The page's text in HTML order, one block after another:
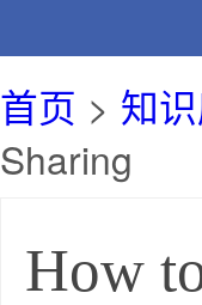
首页 > 知
Sharing
How